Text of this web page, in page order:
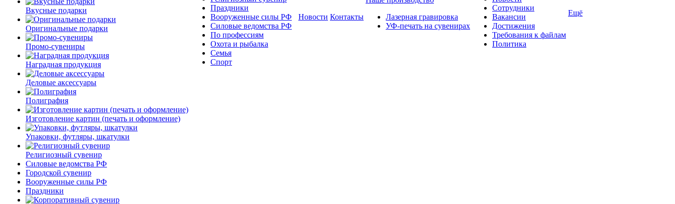
Вкусные подарки
Оригинальные подарки
Промо-сувениры
Наградная продукция
Деловые аксессуары
Полиграфия
Изготовление картин (печать и оформление)
Упаковки, футляры, шкатулки
Религиозный сувенир
Силовые ведомства РФ
Городской сувенир
Вооруженные силы РФ
Праздники
Праздники
Вооруженные силы РФ
Силовые ведомства РФ
По профессиям
Охота и рыбалка
Семья
Спорт
Новости Контакты
Лазерная гравировка
УФ-печать на сувенирах
Сотрудники
Вакансии
Достижения
Требования к файлам
Политика
Ещё